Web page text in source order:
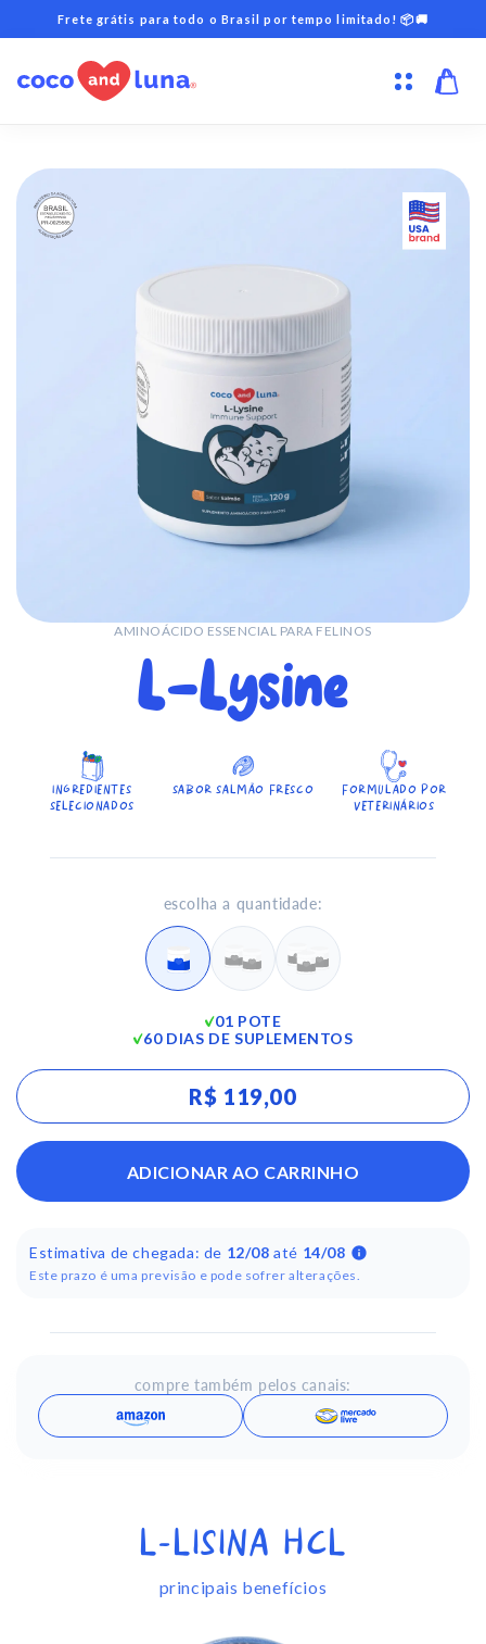
para o
conteúdo
Frete grátis para todo o Brasil por tempo limitado! 📦🚚
AMINOÁCIDO ESSENCIAL PARA FELINOS
L-Lysine
INGREDIENTES
SELECIONADOS
SABOR SALMÃO FRESCO
FORMULADO POR
VETERINÁRIOS
escolha a quantidade:
01 POTE
60 DIAS DE SUPLEMENTOS
R$ 119,00
ADICIONAR AO CARRINHO
Estimativa de chegada: de 12/08 até 14/08
Este prazo é uma previsão e pode sofrer alterações.
compre também pelos canais:
L-LISINA HCL
principais benefícios